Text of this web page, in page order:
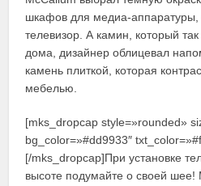
шкафов для медиа-аппаратуры,
телевизор. А камин, который
дома, дизайнер облицевал
камень плиткой, которая
мебелью.
[mks_dropcap style=»rounded»
bg_color=»#dd9933″
[/mks_dropcap]При установке
высоте подумайте о своей шее!